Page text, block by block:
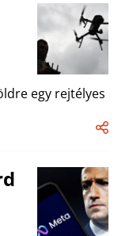
egy rejtélyes